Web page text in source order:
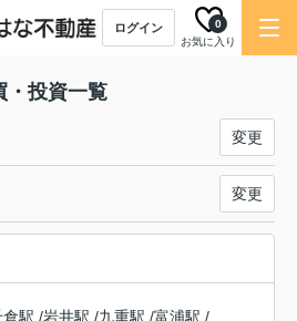
ログイン
お気に入り
0
・投資一覧
変更
変更
倉駅 /岩井駅 /九重駅 /富浦駅 /